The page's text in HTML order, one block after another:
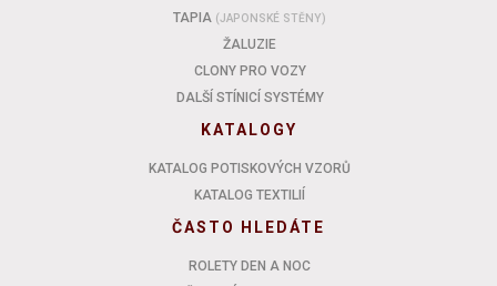
TAPIA (JAPONSKÉ STĚNY)
ŽALUZIE
CLONY PRO VOZY
DALŠÍ STÍNICÍ SYSTÉMY
KATALOGY
KATALOG POTISKOVÝCH VZORŮ
KATALOG TEXTILIÍ
ČASTO HLEDÁTE
ROLETY DEN A NOC